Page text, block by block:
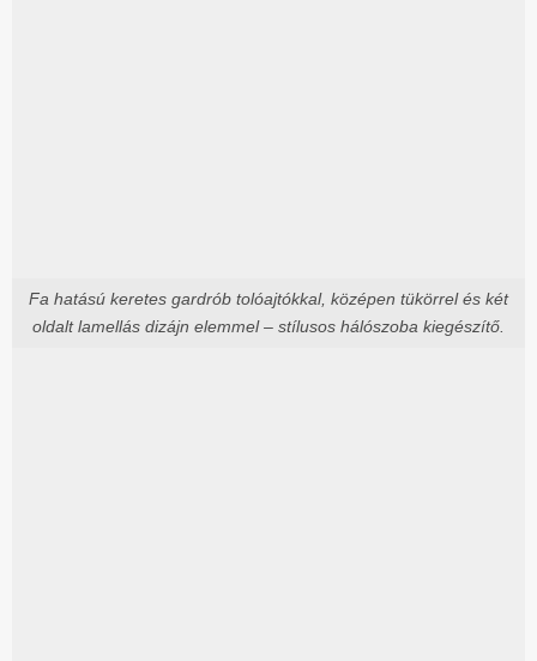
Fa hatású keretes gardrób tolóajtókkal, középen tükörrel és két
oldalt lamellás dizájn elemmel – stílusos hálószoba kiegészítő.